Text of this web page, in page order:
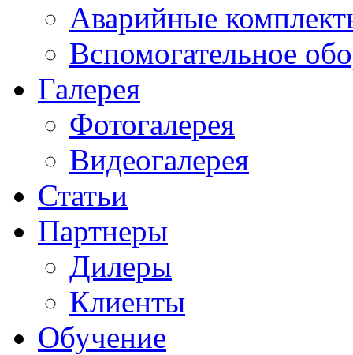
Аварийные
Вспомогательное
Галерея
Фотогалерея
Видеогалерея
Статьи
Партнеры
Дилеры
Клиенты
Обучение